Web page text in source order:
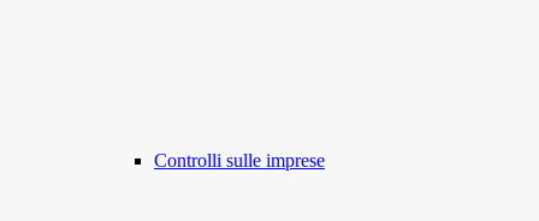
Controlli sulle imprese